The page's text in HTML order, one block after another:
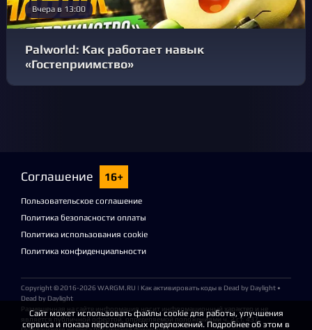
Вчера в 13:00
Palworld: Как работает навык
«Гостеприимство»
Соглашение 16+
Пользовательское соглашение
Политика безопасности оплаты
Политика использования cookie
Политика конфиденциальности
Copyright © 2016-2026 WARGM.RU | Как активировать коды в Dead by Daylight •
Dead by Daylight
Размещенная на сайте информация носит информационный характер и не
является публичной офертой, определяемой положениями ч. 2 ст. 437
Сайт может использовать файлы cookie для работы, улучшения
сервиса и показа персональных предложений. Подробнее об этом в